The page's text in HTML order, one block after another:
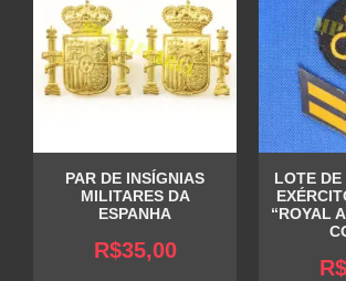
PAR DE INSÍGNIAS
MILITARES DA
ESPANHA
R$35,00
LOTE DE
“ROYAL
R$